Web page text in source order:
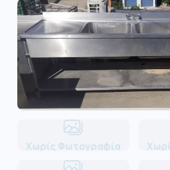
Χωρίς Φωτογραφία